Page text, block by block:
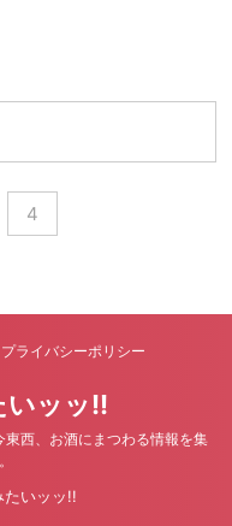
4
プライバシーポリシー
いッッ!!
西、お酒にまつわる情報を集
いッッ!!